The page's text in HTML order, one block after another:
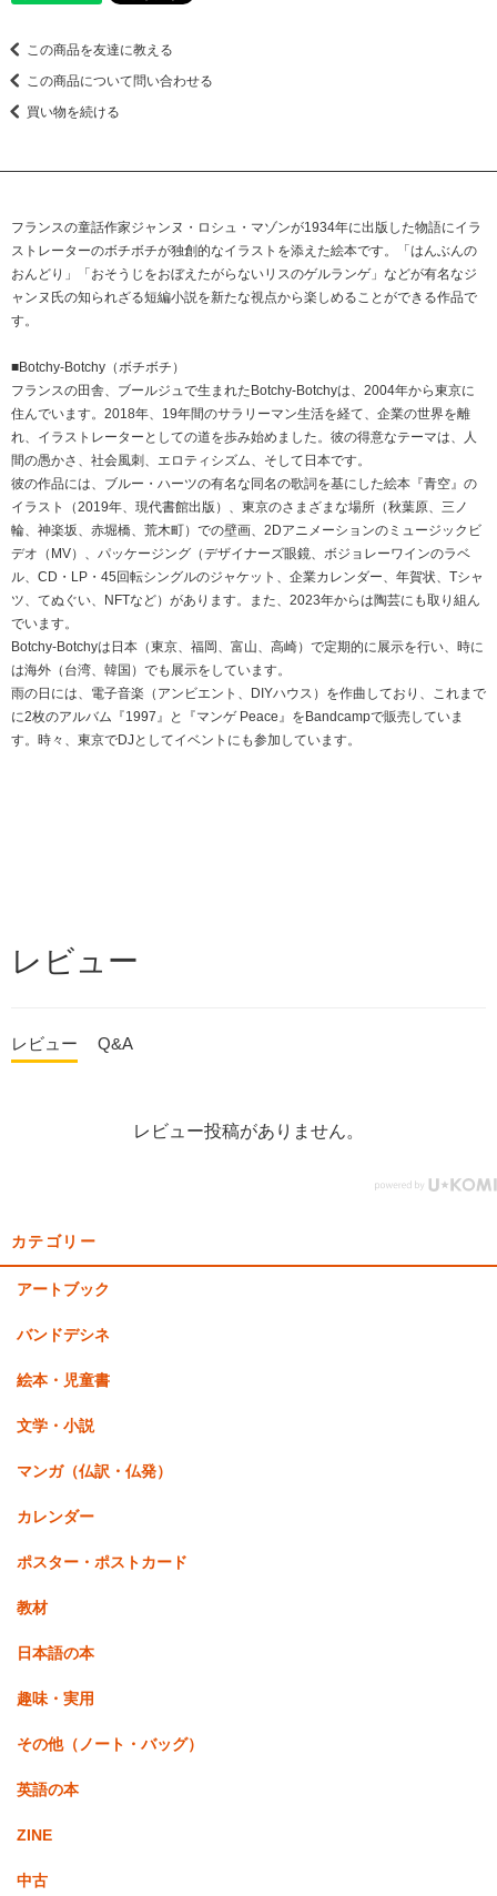
この商品を友達に教える
この商品について問い合わせる
買い物を続ける
フランスの童話作家ジャンヌ・ロシュ・マゾンが1934年に出版した物語にイラ
ストレーターのボチボチが独創的なイラストを添えた絵本です。「はんぶんの
おんどり」「おそうじをおぼえたがらないリスのゲルランゲ」などが有名なジ
ャンヌ氏の知られざる短編小説を新たな視点から楽しめることができる作品で
す。
■Botchy-Botchy（ボチボチ）
フランスの田舎、ブールジュで生まれたBotchy-Botchyは、2004年から東京に
住んでいます。2018年、19年間のサラリーマン生活を経て、企業の世界を離
れ、イラストレーターとしての道を歩み始めました。彼の得意なテーマは、人
間の愚かさ、社会風刺、エロティシズム、そして日本です。
彼の作品には、ブルー・ハーツの有名な同名の歌詞を基にした絵本『青空』の
イラスト（2019年、現代書館出版）、東京のさまざまな場所（秋葉原、三ノ
輪、神楽坂、赤堀橋、荒木町）での壁画、2Dアニメーションのミュージックビ
デオ（MV）、パッケージング（デザイナーズ眼鏡、ボジョレーワインのラベ
ル、CD・LP・45回転シングルのジャケット、企業カレンダー、年賀状、Tシャ
ツ、てぬぐい、NFTなど）があります。また、2023年からは陶芸にも取り組ん
でいます。
Botchy-Botchyは日本（東京、福岡、富山、高崎）で定期的に展示を行い、時に
は海外（台湾、韓国）でも展示をしています。
雨の日には、電子音楽（アンビエント、DIYハウス）を作曲しており、これまで
に2枚のアルバム『1997』と『マンゲ Peace』をBandcampで販売していま
す。時々、東京でDJとしてイベントにも参加しています。
レビュー
レビュー Q&A
レビュー投稿がありません。
カテゴリー
アートブック
バンドデシネ
絵本・児童書
文学・小説
マンガ（仏訳・仏発）
カレンダー
ポスター・ポストカード
教材
日本語の本
趣味・実用
その他（ノート・バッグ）
英語の本
ZINE
中古